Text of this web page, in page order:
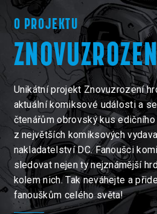
O PROJEKTU
Unikátní projekt Znovuzrození
aktuální komiksové události a
čtenářům obrovský kus
z největších komiksových
nakladatelství DC. Fanoušci
sledovat nejen ty nejznámější
kolem nich. Tak neváhejte a
fanouškům celého světa!